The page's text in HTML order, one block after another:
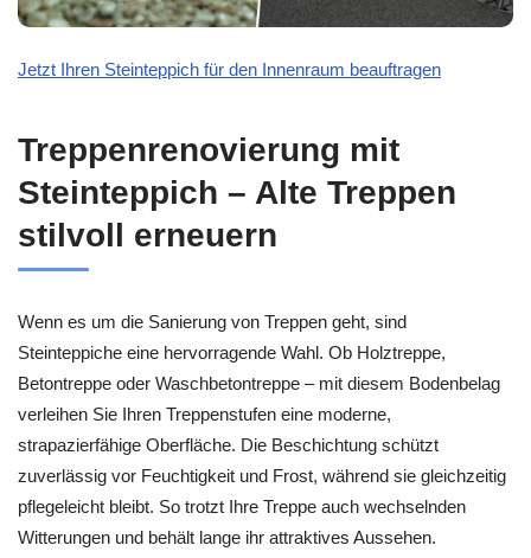
Jetzt Ihren Steinteppich für den Innenraum beauftragen
Treppenrenovierung mit
Steinteppich – Alte Treppen
stilvoll erneuern
Wenn es um die Sanierung von Treppen geht, sind
Steinteppiche eine hervorragende Wahl. Ob Holztreppe,
Betontreppe oder Waschbetontreppe – mit diesem Bodenbelag
verleihen Sie Ihren Treppenstufen eine moderne,
strapazierfähige Oberfläche. Die Beschichtung schützt
zuverlässig vor Feuchtigkeit und Frost, während sie gleichzeitig
pflegeleicht bleibt. So trotzt Ihre Treppe auch wechselnden
Witterungen und behält lange ihr attraktives Aussehen.